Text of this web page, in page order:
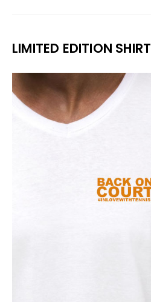
LIMITED EDITION SHIRT